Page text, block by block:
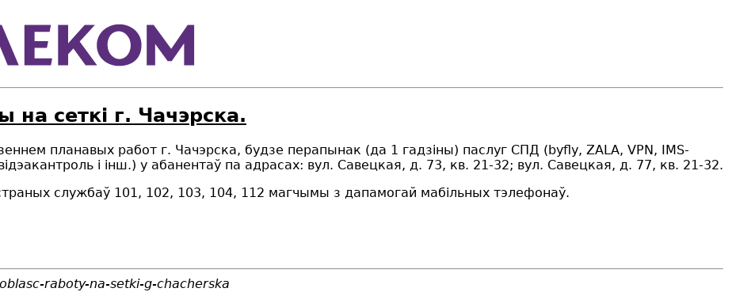
на сеткі г. Чачэрска.
планавых работ г. Чачэрска, будзе перапынак (да 1 гадзіны) паслуг СПД (byfly, ZALA, VPN, IMS-
і інш.) у абанентаў па адрасах: вул. Савецкая, д. 73, кв. 21-32; вул. Савецкая, д. 77, кв. 21-32.
службаў 101, 102, 103, 104, 112 магчымы з дапамогай мабільных тэлефонаў.
raboty-na-setki-g-chacherska